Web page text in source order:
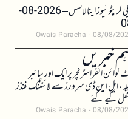
ڈیلی کرپٹو نیوز اینالائسس – 2026-08-
Owais Paracha 08/08/
خبریں
کوائن انفراسٹرکچر پر ایک اور سائبر
ایل این ڈی سرورز سے لائٹننگ فنڈز
کیے گئے
Owais Paracha 08/08/